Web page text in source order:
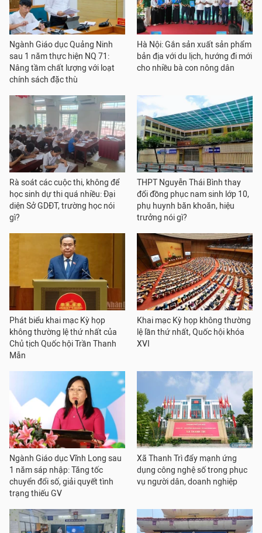
Ngành Giáo dục Quảng Ninh
sau 1 năm thực hiện NQ 71:
Nâng tầm chất lượng với loạt
chính sách đặc thù
Hà Nội: Gắn sản xuất sản phẩm
bản địa với du lịch, hướng đi mới
cho nhiều bà con nông dân
Rà soát các cuộc thi, không để
học sinh dự thi quá nhiều: Đại
diện Sở GDĐT, trường học nói
gì?
THPT Nguyễn Thái Bình thay
đổi đồng phục nam sinh lớp 10,
phụ huynh băn khoăn, hiệu
trưởng nói gì?
Phát biểu khai mạc Kỳ họp
không thường lệ thứ nhất của
Chủ tịch Quốc hội Trần Thanh
Mẫn
Khai mạc Kỳ họp không thường
lệ lần thứ nhất, Quốc hội khóa
XVI
Ngành Giáo dục Vĩnh Long sau
1 năm sáp nhập: Tăng tốc
chuyển đổi số, giải quyết tình
trạng thiếu GV
Xã Thanh Trì đẩy mạnh ứng
dụng công nghệ số trong phục
vụ người dân, doanh nghiệp